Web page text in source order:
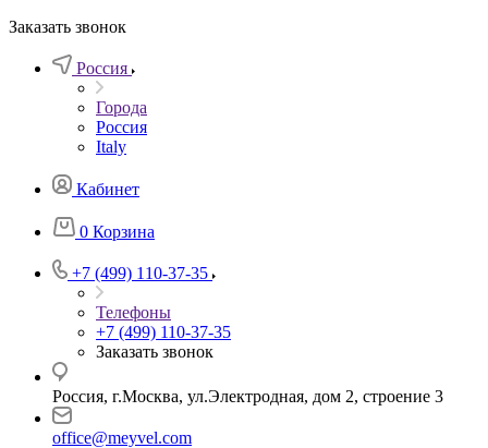
Заказать звонок
Россия
Города
Россия
Italy
Кабинет
0 Корзина
+7 (499) 110-37-35
Телефоны
+7 (499) 110-37-35
Заказать звонок
Россия, г.Москва, ул.Электродная, дом 2, строение 3
office@meyvel.com